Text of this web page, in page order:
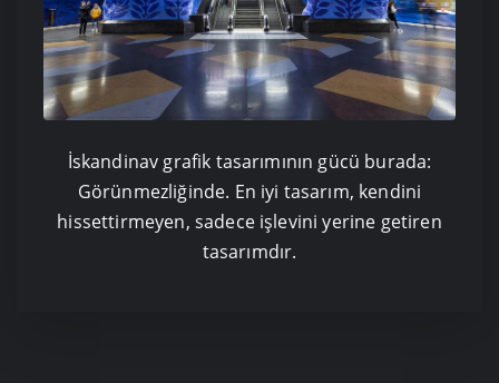
İskandinav grafik tasarımının gücü burada:
Görünmezliğinde. En iyi tasarım, kendini
hissettirmeyen, sadece işlevini yerine getiren
tasarımdır.